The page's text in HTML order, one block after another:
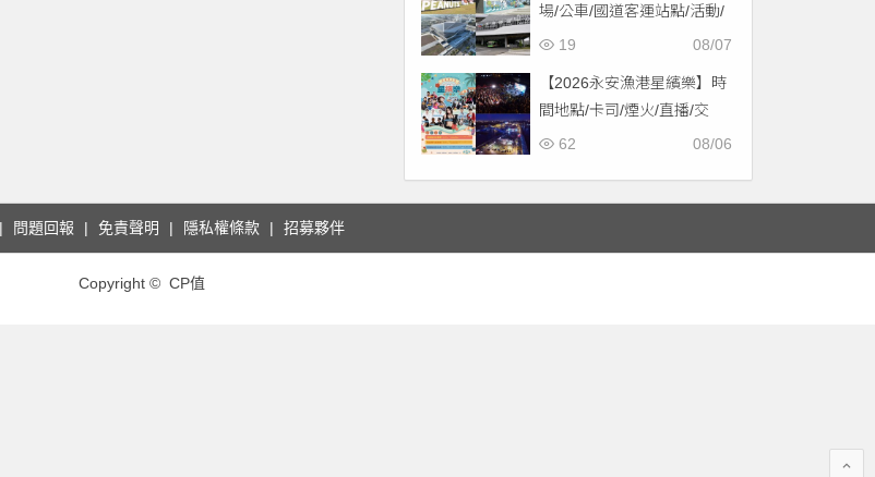
場/公車/國道客運站點/活動/
交通，啟用免費停車！ 08/07
19
【2026永安漁港星繽樂】時
間地點/卡司/煙火/直播/交
通，免費入場！
08/06
62
問題回報 免責聲明 隱私權條款 招募夥伴
Copyright © CP值